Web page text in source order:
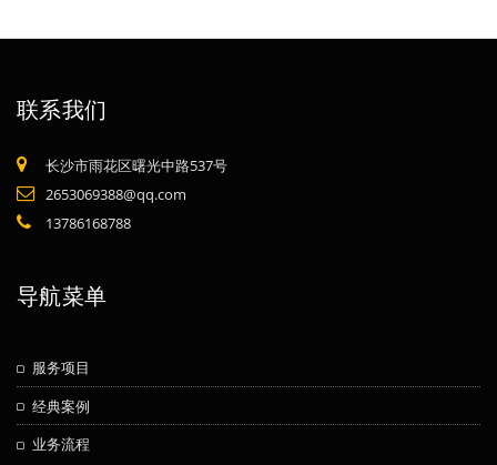
联系我们
长沙市雨花区曙光中路537号
2653069388@qq.com
13786168788
导航菜单
服务项目
经典案例
业务流程